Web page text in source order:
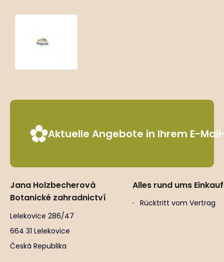
Aktuelle Angebote in Ihrem E-
Jana Holzbecherová
Botanické zahradnictví
Lelekovice 286/47
664 31 Lelekovice
Česká Republika
Alles rund ums
Rücktritt vom Vertrag